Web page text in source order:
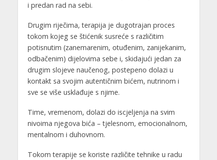
i predan rad na sebi.
Drugim riječima, terapija je dugotrajan proces
tokom kojeg se štićenik susreće s različitim
potisnutim (zanemarenim, otuđenim, zanijekanim,
odbačenim) dijelovima sebe i, skidajući jedan za
drugim slojeve naučenog, postepeno dolazi u
kontakt sa svojim autentičnim bićem, nutrinom i
sve se više usklađuje s njime.
Time, vremenom, dolazi do iscjeljenja na svim
nivoima njegova bića – tjelesnom, emocionalnom,
mentalnom i duhovnom.
Tokom terapije se koriste različite tehnike u radu